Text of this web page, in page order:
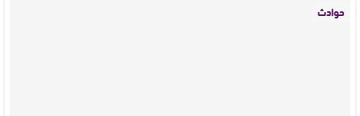
حوادث